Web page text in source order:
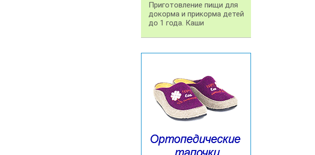
Приготовление пищи для
докорма и прикорма детей
до 1 года. Каши